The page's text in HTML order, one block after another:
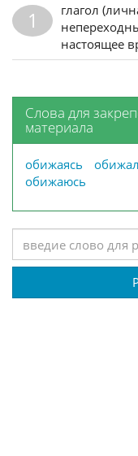
1
глагол
настоящее
Слова для
материала
обижаясь
обижаюсь